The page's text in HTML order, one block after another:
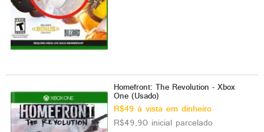
Homefront: The Revolution - Xbox
One (Usado)
R$49 à vista em dinheiro
R$49,90 inicial parcelado